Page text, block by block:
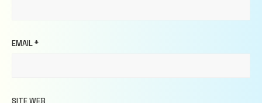
EMAIL*
SITE WEB